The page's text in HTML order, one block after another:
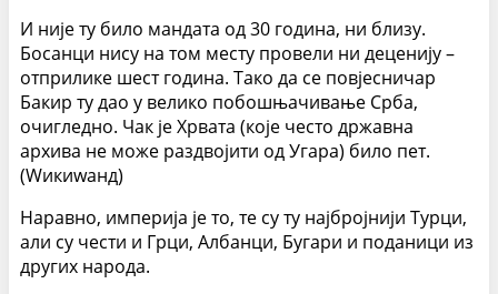
И није ту било мандата од 30 година, ни близу.
Босанци нису на том месту провели ни деценију –
отприлике шест година. Тако да се повјесничар
Бакир ту дао у велико побошњачивање Срба,
очигледно. Чак је Хрвата (које често државна
архива не може раздвојити од Угара) било пет.
(Wикиwанд)
Наравно, империја је то, те су ту најбројнији Турци,
али су чести и Грци, Албанци, Бугари и поданици из
других народа.